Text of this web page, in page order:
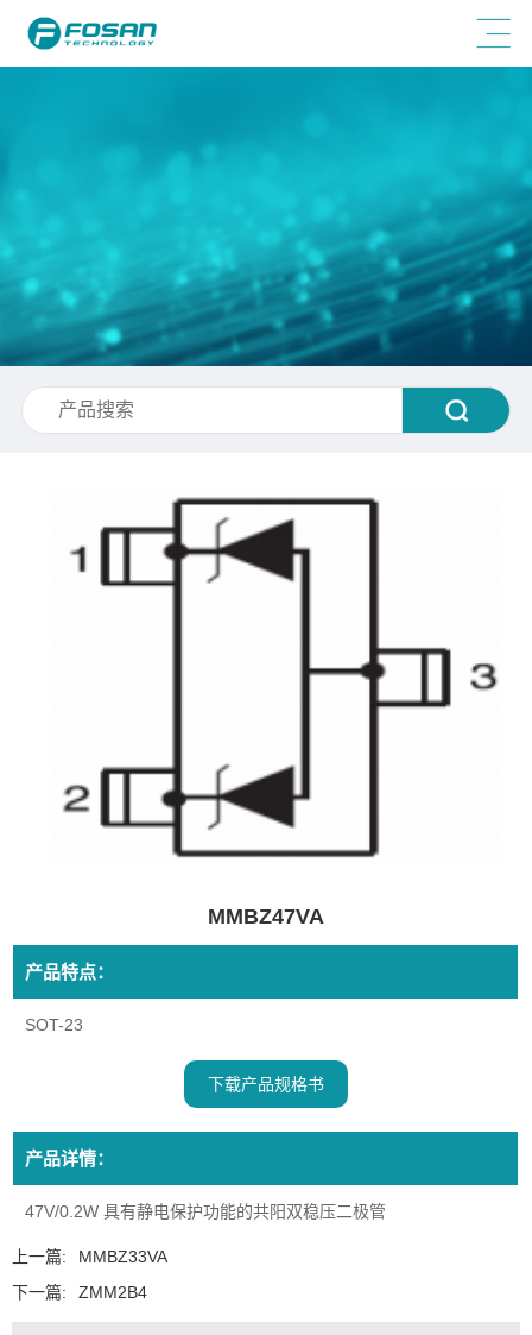
MMBZ47VA
产品特点：
SOT-23
下载产品规格书
产品详情：
47V/0.2W 具有静电保护功能的共阳双稳压二极管
上一篇:
MMBZ33VA
下一篇:
ZMM2B4